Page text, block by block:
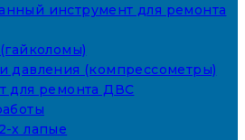
инструмент для ремонта
давления (компрессометры)
для ремонта ДВС
х лапые